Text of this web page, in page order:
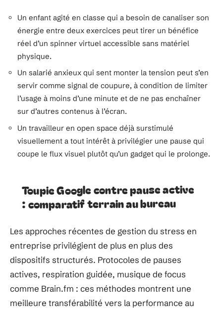
Un enfant agité en classe qui a besoin de canaliser son
énergie entre deux exercices peut tirer un bénéfice
réel d’un spinner virtuel accessible sans matériel
physique.
Un salarié anxieux qui sent monter la tension peut s’en
servir comme signal de coupure, à condition de limiter
l’usage à moins d’une minute et de ne pas enchaîner
sur d’autres contenus à l’écran.
Un travailleur en open space déjà surstimulé
visuellement a tout intérêt à privilégier une pause qui
coupe le flux visuel plutôt qu’un gadget qui le prolonge.
Toupie Google contre pause active
: comparatif terrain au bureau
Les approches récentes de gestion du stress en
entreprise privilégient de plus en plus des
dispositifs structurés. Protocoles de pauses
actives, respiration guidée, musique de focus
comme Brain.fm : ces méthodes montrent une
meilleure transférabilité vers la performance au